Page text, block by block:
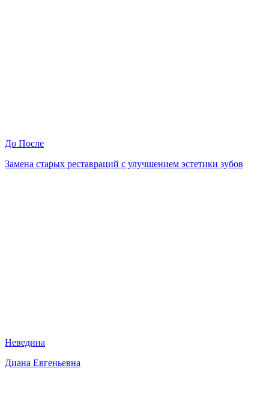
До После
Замена старых реставраций с улучшением эстетики зубов
Неведина
Диана Евгеньевна